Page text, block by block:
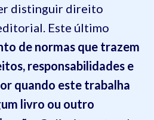
distinguir direito
Este último
de normas que trazem
responsabilidades e
quando este trabalha
livro ou outro